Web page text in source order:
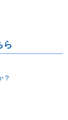
ら
？